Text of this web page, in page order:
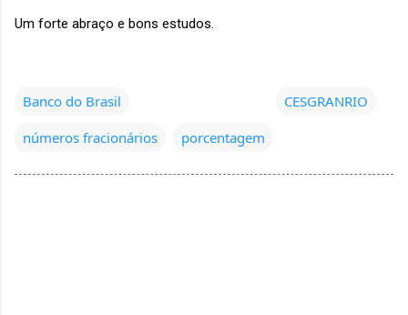
Um forte abraço e bons estudos.
Banco do Brasil
CESGRANRIO
números fracionários
porcentagem